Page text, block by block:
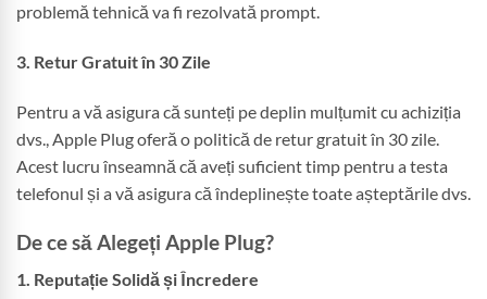
problemă tehnică va fi rezolvată prompt.
3. Retur Gratuit în 30 Zile
Pentru a vă asigura că sunteți pe deplin mulțumit cu achiziția
dvs., Apple Plug oferă o politică de retur gratuit în 30 zile.
Acest lucru înseamnă că aveți suficient timp pentru a testa
telefonul și a vă asigura că îndeplinește toate așteptările dvs.
De ce să Alegeți Apple Plug?
1. Reputație Solidă și Încredere